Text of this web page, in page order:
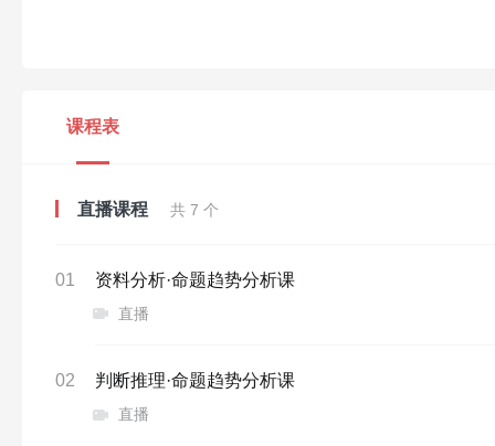
课程表
直播课程 共 7 个
01 资料分析·命题趋势分析课
直播
02 判断推理·命题趋势分析课
直播